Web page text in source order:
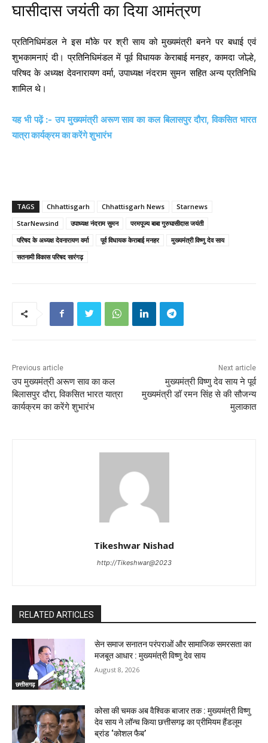
घासीदास जयंती का दिया आमंत्रण
प्रतिनिधिमंडल ने इस मौके पर श्री साय को मुख्यमंत्री बनने पर बधाई एवं
शुभकामनाएं दी। प्रतिनिधिमंडल में पूर्व विधायक केराबाई मनहर, कामदा जोल्हे,
परिषद के अध्यक्ष देवनारायण वर्मा, उपाध्यक्ष नंदराम सुमन सहित अन्य प्रतिनिधि
शामिल थे।
यह भी पढ़ें :- उप मुख्यमंत्री अरूण साव का कल बिलासपुर दौरा, विकसित भारत
यात्रा कार्यक्रम का करेंगे शुभारंभ
TAGS Chhattisgarh Chhattisgarh News
Starnews
StarNewsind
उपाध्यक्ष नंदराम सुमन
परमपूज्य बाबा गुरुघासीदास जयंती
परिषद के अध्यक्ष देवनारायण वर्मा
पूर्व विधायक केराबाई मनहर
मुख्यमंत्री विष्णु देव साय
सतनामी विकास परिषद सारंगढ़
Previous article
उप मुख्यमंत्री अरूण साव का कल
बिलासपुर दौरा, विकसित भारत यात्रा
कार्यक्रम का करेंगे शुभारंभ
Next article
मुख्यमंत्री विष्णु देव साय ने पूर्व
मुख्यमंत्री डॉ रमन सिंह से की सौजन्य
मुलाकात
Tikeshwar Nishad
http://Tikeshwar@2023
RELATED ARTICLES
छत्तीसगढ़
सेन समाज सनातन परंपराओं और सामाजिक समरसता का
मजबूत आधार : मुख्यमंत्री विष्णु देव साय
August 8, 2026
कोसा की चमक अब वैश्विक बाजार तक : मुख्यमंत्री विष्णु
देव साय ने लॉन्च किया छत्तीसगढ़ का प्रीमियम हैंडलूम
ब्रांड ‘कोशल फैब’